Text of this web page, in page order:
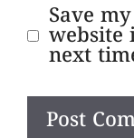
Save
website
next